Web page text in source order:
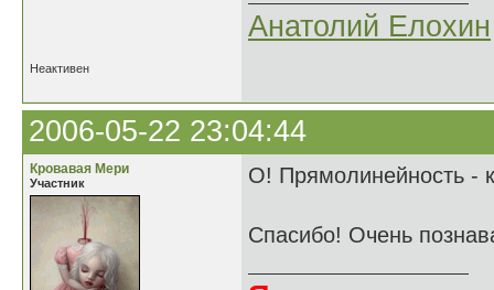
Анатолий Елохин
Неактивен
2006-05-22 23:04:44
Кровавая Мери
Участник О! Прямолинейность -
Спасибо! Очень